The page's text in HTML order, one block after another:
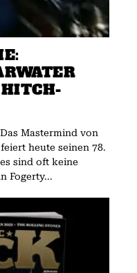
Mastermind von
heute seinen 78.
Fogerty...